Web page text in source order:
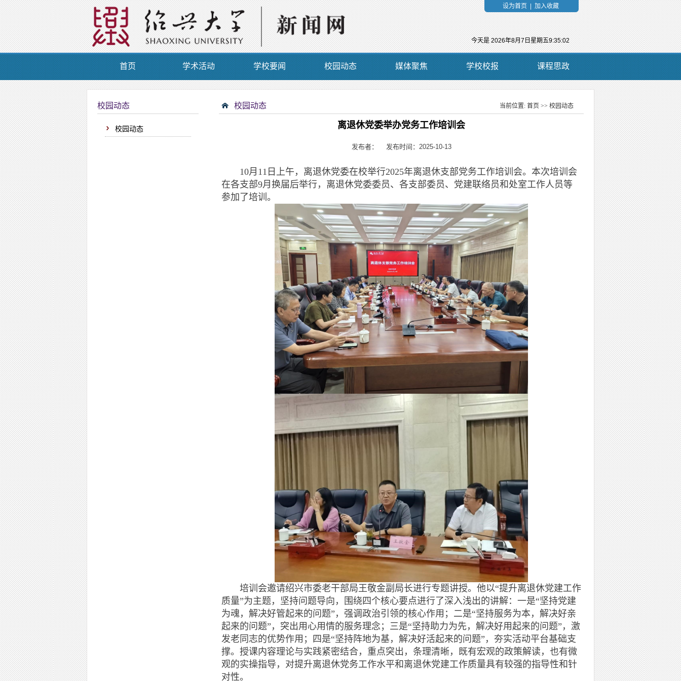
设为首页 加入收藏
今天是2026年8月7日星期五9:35:03
首页 学术活动 学校要闻 校园动态 媒体聚焦 学校校报 课程思政
校园动态
校园动态
校园动态 当前位置: 首页 >> 校园动态
离退休党委举办党务工作培训会
发布者： 发布时间：2025-10-13
10月11日上午，离退休党委在校举行2025年离退休支部党务工作培训会。本次培训会
在各支部9月换届后举行，离退休党委委员、各支部委员、党建联络员和处室工作人员等
参加了培训。
培训会邀请绍兴市委老干部局王敬金副局长进行专题讲授。他以“提升离退休党建工作
质量”为主题，坚持问题导向，围绕四个核心要点进行了深入浅出的讲解：一是“坚持党建
为魂，解决好管起来的问题”，强调政治引领的核心作用；二是“坚持服务为本，解决好亲
起来的问题”，突出用心用情的服务理念；三是“坚持助力为先，解决好用起来的问题”，激
发老同志的优势作用；四是“坚持阵地为基，解决好活起来的问题”，夯实活动平台基础支
撑。授课内容理论与实践紧密结合，重点突出，条理清晰，既有宏观的政策解读，也有微
观的实操指导，对提升离退休党务工作水平和离退休党建工作质量具有较强的指导性和针
对性。